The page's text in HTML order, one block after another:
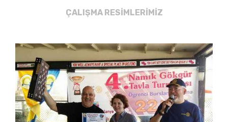
ÇALIŞMA RESİMLERİMİZ